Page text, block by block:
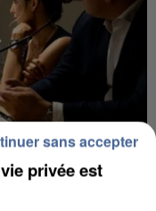
UN ÉLAN
privée est
sans accepter